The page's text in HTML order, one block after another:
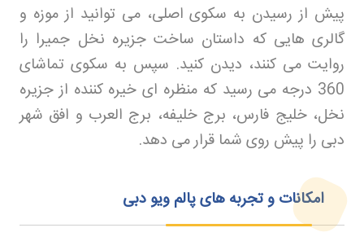
پیش از رسیدن به سکوی اصلی، می توانید از موزه و
گالری هایی که داستان ساخت جزیره نخل جمیرا را
روایت می کنند، دیدن کنید. سپس به سکوی تماشای
360 درجه می رسید که منظره ای خیره کننده از جزیره
نخل، خلیج فارس، برج خلیفه، برج العرب و افق شهر
دبی را پیش روی شما قرار می دهد.
امکانات و تجربه های پالم ویو دبی